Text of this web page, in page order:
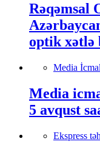
Rəqəmsal
optik
Media
Media
5 avqust
Ekspress